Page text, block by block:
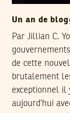
Un an de
Par Jillian C.
de cette
brutalement
exceptionnel il
aujourd’hui